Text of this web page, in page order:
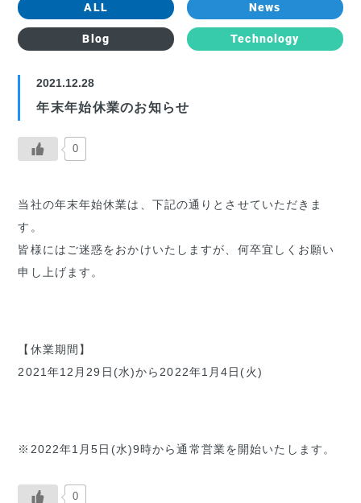
ALL News
Blog Technology
2021.12.28
年末年始休業のお知らせ
0
当社の年末年始休業は、下記の通りとさせていただきま
す。
皆様にはご迷惑をおかけいたしますが、何卒宜しくお願い
申し上げます。
【休業期間】
2021年12月29日(水)から2022年1月4日(火)
※2022年1月5日(水)9時から通常営業を開始いたします。
0